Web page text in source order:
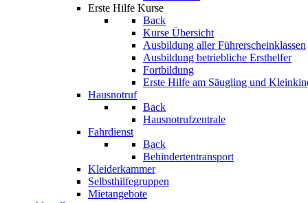
Erste Hilfe Kurse
Back
Kurse Übersicht
Ausbildung aller Führerscheinklassen
Ausbildung betriebliche Ersthelfer
Fortbildung
Erste Hilfe am Säugling und
Hausnotruf
Back
Hausnotrufzentrale
Fahrdienst
Back
Behindertentransport
Kleiderkammer
Selbsthilfegruppen
Mietangebote